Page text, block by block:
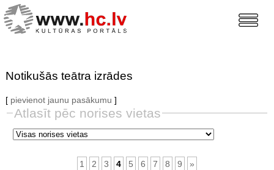
Notikušās teātra izrādes
[ pievienot jaunu pasākumu ]
Atlasīt pēc norises vietas
1 2 3 4 5 6 7 8 9 »